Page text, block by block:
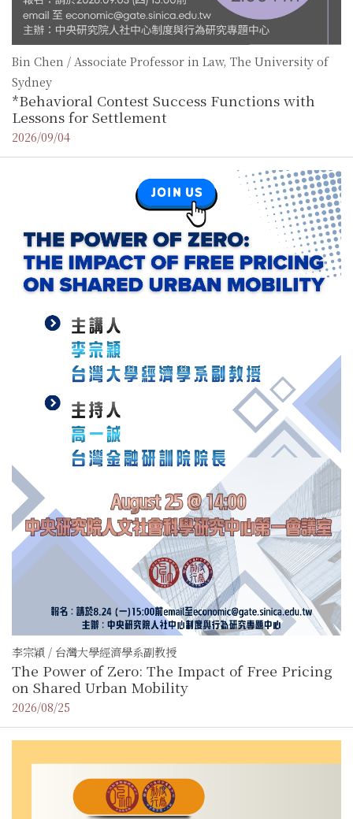
Bin Chen / Associate Professor in Law, The University of
Sydney
*Behavioral Contest Success Functions with
Lessons for Settlement
2026/09/04
李宗穎 / 台灣大學經濟學系副教授
The Power of Zero: The Impact of Free Pricing
on Shared Urban Mobility
2026/08/25